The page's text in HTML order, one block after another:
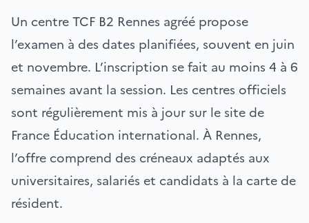
Un centre TCF B2 Rennes agréé propose
l’examen à des dates planifiées, souvent en juin
et novembre. L’inscription se fait au moins 4 à 6
semaines avant la session. Les centres officiels
sont régulièrement mis à jour sur le site de
France Éducation international. À Rennes,
l’offre comprend des créneaux adaptés aux
universitaires, salariés et candidats à la carte de
résident.